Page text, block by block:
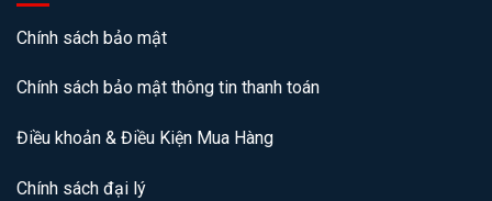
Chính sách bảo mật
Chính sách bảo mật thông tin thanh toán
Điều khoản & Điều Kiện Mua Hàng
Chính sách đại lý